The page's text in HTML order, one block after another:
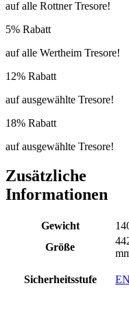
auf alle Rottner Tresore!
5% Rabatt
auf alle Wertheim Tresore!
12% Rabatt
auf ausgewählte Tresore!
18% Rabatt
auf ausgewählte Tresore!
Zusätzliche
Informationen
Gewicht
Größe
Sicherheitsstufe